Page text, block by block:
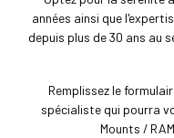
années ainsi que
depuis plus de 30 ans au
Remplissez le
spécialiste qui pourra
Mounts /